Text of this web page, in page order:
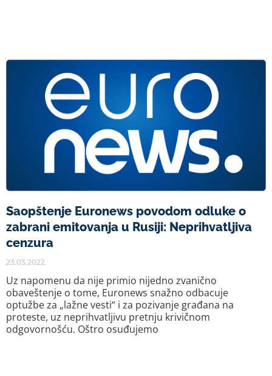
Saopštenje Euronews povodom odluke o
zabrani emitovanja u Rusiji: Neprihvatljiva
cenzura
23.03.2022.
Uz napomenu da nije primio nijedno zvanično
obaveštenje o tome, Euronews snažno odbacuje
optužbe za „lažne vesti“ i za pozivanje građana na
proteste, uz neprihvatljivu pretnju krivičnom
odgovornošću. Oštro osuđujemo